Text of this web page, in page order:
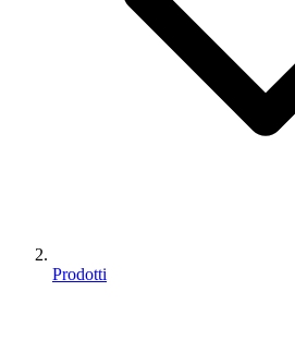
Prodotti